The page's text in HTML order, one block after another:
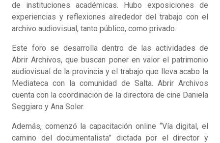
de instituciones académicas. Hubo exposiciones de
experiencias y reflexiones alrededor del trabajo con el
archivo audiovisual, tanto público, como privado.
Este foro se desarrolla dentro de las actividades de
Abrir Archivos, que buscan poner en valor el patrimonio
audiovisual de la provincia y el trabajo que lleva acabo la
Mediateca con la comunidad de Salta. Abrir Archivos
cuenta con la coordinación de la directora de cine Daniela
Seggiaro y Ana Soler.
Además, comenzó la capacitación online “Vía digital, el
camino del documentalista” dictada por el director y